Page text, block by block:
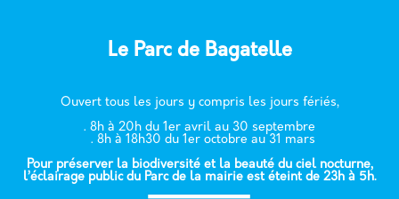
Le Parc de Bagatelle
Ouvert tous les jours y compris les jours fériés,
. 8h à 20h du 1er avril au 30 septembre
. 8h à 18h30 du 1er octobre au 31 mars
Pour préserver la biodiversité et la beauté du ciel nocturne,
l’éclairage public du Parc de la mairie est éteint de 23h à 5h.